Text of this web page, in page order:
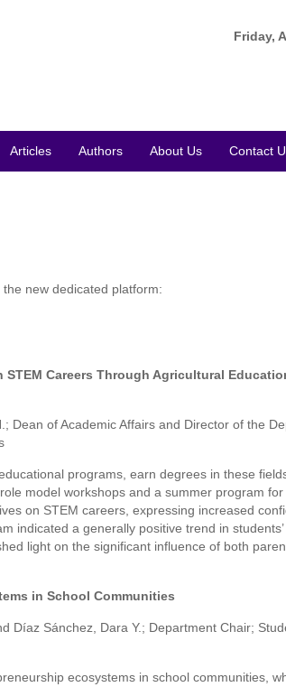
Friday,
Articles Authors About Us Contact
new dedicated platform:
Careers Through Agricultural
Dean of Academic Affairs and Director of the
programs, earn degrees in these
model workshops and a summer program
on STEM careers, expressing increased
indicated a generally positive trend in
light on the significant influence of both
in School Communities
Díaz Sánchez, Dara Y.; Department Chair;
ecosystems in school communities,